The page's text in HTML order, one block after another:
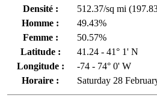
Densité :
512.37/sq mi
Homme :
49.43%
Femme :
50.57%
Latitude :
41.24 - 41° 1' N
Longitude :
-74 - 74° 0' W
Horaire :
Saturday 28